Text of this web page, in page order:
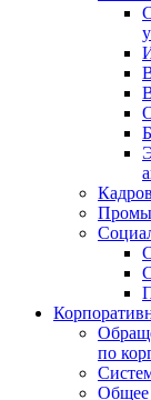
по
Общее